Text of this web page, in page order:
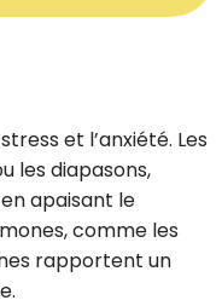
et l’anxiété. Les
les diapasons,
apaisant le
comme les
rapportent un